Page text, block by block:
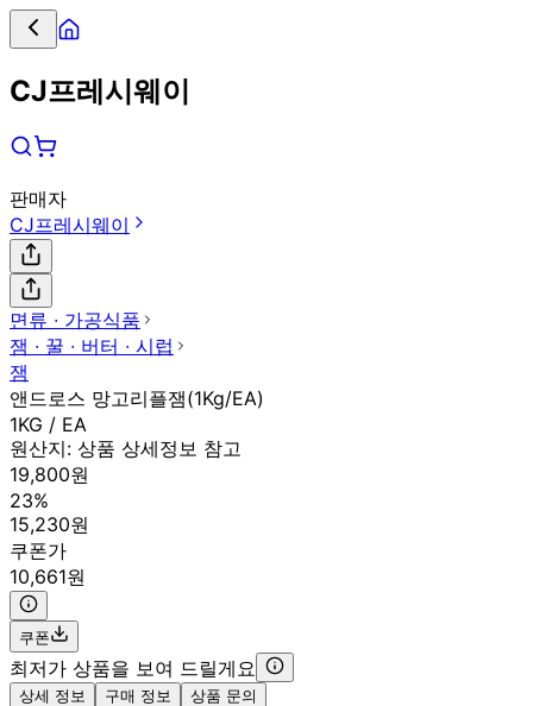
CJ프레시웨이
판매자
CJ프레시웨이
면류 ∙ 가공식품
잼 ∙ 꿀 ∙ 버터 ∙ 시럽
잼
앤드로스 망고리플잼(1Kg/EA)
1KG / EA
원산지: 상품 상세정보 참고
19,800원
23%
15,230원
쿠폰가
10,661원
쿠폰
최저가 상품을 보여 드릴게요
상세 정보 구매 정보 상품 문의